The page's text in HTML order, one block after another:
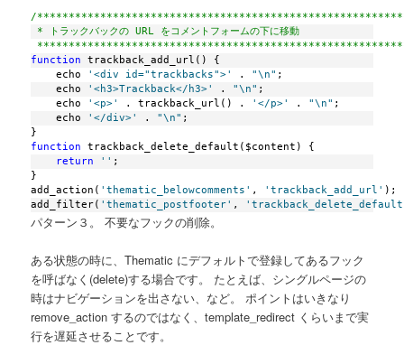
/
* トラックバックの URL をコメントフォームの下に移動
function trackback_add_url() {
    echo
'<div id="trackbacks">' . "\n" ;
    echo
'<h3>Trackback</h3>' . "\n" ;
    echo
'<p>' . trackback_url() . '</p>' . "\n" ;
    echo
'</div>' . "\n" ;
}
function trackback_delete_default($content) {
return
'' ;
}
add_action( 'thematic_belowcomments' , 'trackback_add_url' );
add_filter( 'thematic_postfooter' ,
パターン３。 不要なフックの削除。
ある状態の時に、Thematic にデフォルトで登録してあるフック
を呼ばなく(delete)する場合です。 たとえば、シングルページの
時はナビゲーションを出さない、など。 ポイントはいきなり
remove_action するのではなく、template_redirect くらいまで実
行を遅延させることです。